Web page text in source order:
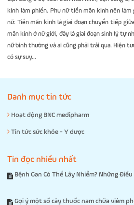
kinh làm phiền. Phụ nữ tiền mãn kinh nên
nữ. Tiền mãn kinh là giai đoạn chuyển tiếp
mãn kinh ở nữ giới, đây là giai đoạn sinh lý tự
nữ bình thường và ai cũng phải trải qua. Hiện
có sự suy...
Danh mục tin tức
Hoạt động BNC medipharm
Tin tức sức khỏe - Y dược
Tin đọc nhiều nhất
Bệnh Gan Có Thể Lây Nhiễm? Những
Gợi ý một số cây thuốc nam chữa viêm